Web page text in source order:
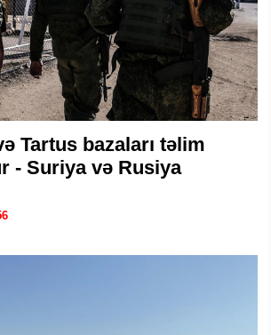
Tartus bazaları təlim
- Suriya və Rusiya